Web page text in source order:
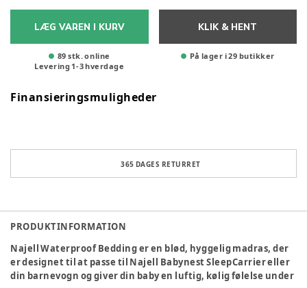
LÆG VAREN I KURV
89 stk. online
Levering 1-3hverdage
KLIK & HENT
På lager i 29 butikker
Finansieringsmuligheder
365 DAGES RETURRET
PRODUKTINFORMATION
Najell Waterproof Bedding er en blød, hyggelig madras, der
er designet til at passe til Najell Babynest SleepCarrier eller
din barnevogn og giver din baby en luftig, kølig følelse under